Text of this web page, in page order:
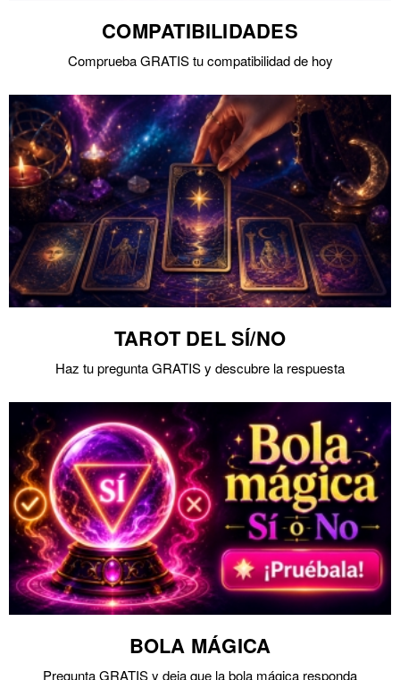
COMPATIBILIDADES
Comprueba GRATIS tu compatibilidad de hoy
TAROT DEL SÍ/NO
Haz tu pregunta GRATIS y descubre la respuesta
BOLA MÁGICA
Pregunta GRATIS y deja que la bola mágica responda